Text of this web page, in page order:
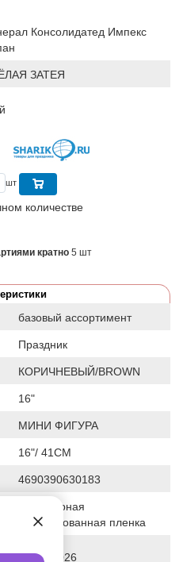
Консолидатед Импекс
ЗАТЕЯ
шт
количестве
кратно 5 шт
базовый ассортимент
Праздник
КОРИЧНЕВЫЙ/BROWN
16"
МИНИ ФИГУРА
16"/ 41СМ
4690390630183
Полимерная
фольгированная пленка
03-04-2026